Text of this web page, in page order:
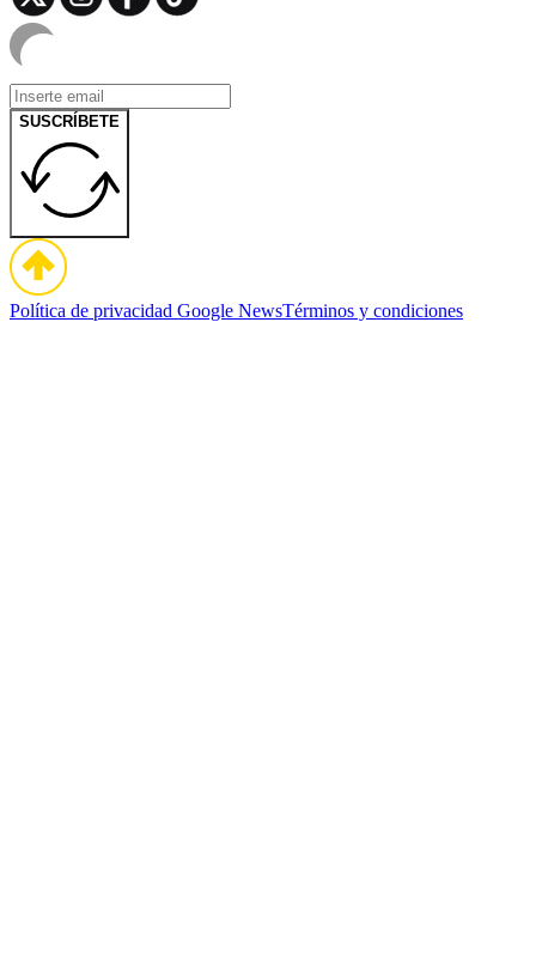
SUSCRÍBETE
Política de privacidad Google NewsTérminos y condiciones